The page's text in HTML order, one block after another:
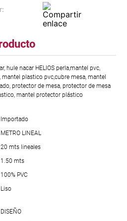
hule nacar HELIOS perla,mantel pvc,
plastico pvc,cubre mesa, mantel
protector de mesa, protector de mesa
mantel protector plástico
Importado
METRO LINEAL
20 mts lineales
1.50 mts
100% PVC
Liso
DISEÑO